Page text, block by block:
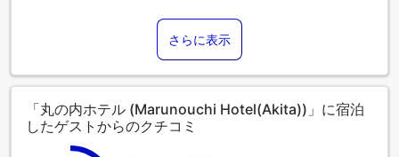
さらに表示
「丸の内ホテル (Marunouchi Hotel(Akita))」に宿泊
したゲストからのクチコミ